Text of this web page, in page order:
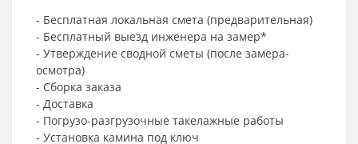
- Бесплатная локальная смета (предварительная)
- Бесплатный выезд инженера на замер*
- Утверждение сводной сметы (после замера-
осмотра)
- Сборка заказа
- Доставка
- Погрузо-разгрузочные такелажные работы
- Установка камина под ключ